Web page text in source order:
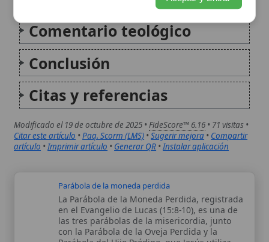
FideScore™ 6.16
• 71 visitas •
Citar este artículo
artículo•Imprimir artículo•Generar QR•Instalar aplicación
Parábola de la moneda perdida
La Parábola de la Moneda Perdida, registrada
en el Evangelio de Lucas (15:8-10), es una de
las tres parábolas de la misericordia, junto
con la Parábola de la Oveja Perdida y la
para...
Parábola de la oveja perdida
registrada en los Evangelios de Mateo (Mt
18:12-14) y Lucas (Lc 15:3-7), siendo la versión
de Lucas la más detallada y contextualizada.
Esta parábola central...